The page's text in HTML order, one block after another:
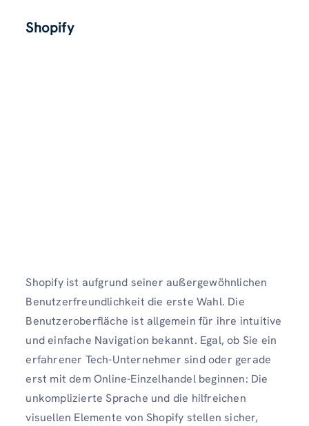
Shopify
Shopify ist aufgrund seiner außergewöhnlichen
Benutzerfreundlichkeit die erste Wahl. Die
Benutzeroberfläche ist allgemein für ihre intuitive
und einfache Navigation bekannt. Egal, ob Sie ein
erfahrener Tech-Unternehmer sind oder gerade
erst mit dem Online-Einzelhandel beginnen: Die
unkomplizierte Sprache und die hilfreichen
visuellen Elemente von Shopify stellen sicher,